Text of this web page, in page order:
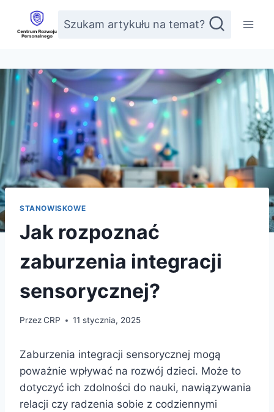
Przejdź
treści
Szukam artykułu na temat?
STANOWISKOWE
Jak rozpoznać
zaburzenia integracji
sensorycznej?
PrzezCRP 11 stycznia, 2025
Zaburzenia integracji sensorycznej mogą
poważnie wpływać na rozwój dzieci. Może to
dotyczyć ich zdolności do nauki, nawiązywania
relacji czy radzenia sobie z codziennymi